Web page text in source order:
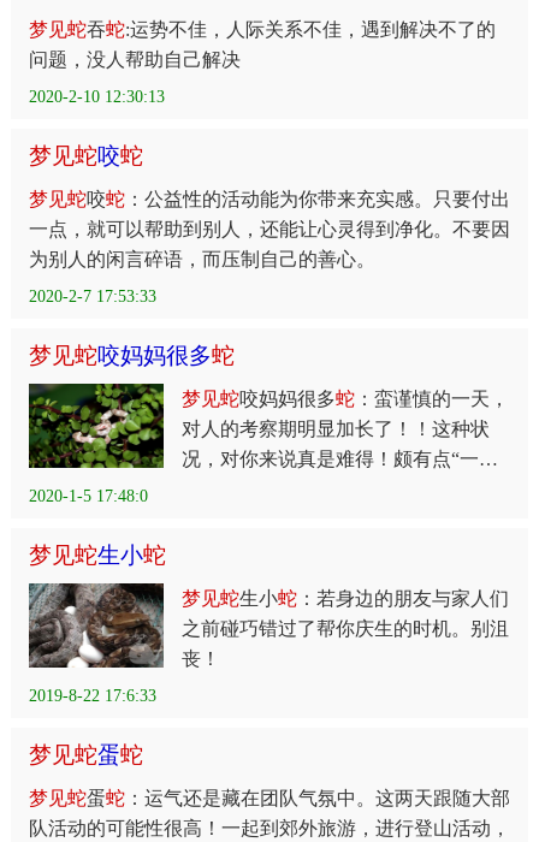
梦见蛇吞蛇:运势不佳，人际关系不佳，遇到解决不了的
问题，没人帮助自己解决
2020-2-10 12:30:13
梦 见蛇咬蛇
梦见蛇咬蛇：公益性的活动能为你带来充实感。只要付出
一点，就可以帮助到别人，还能让心灵得到净化。不要因
为别人的闲言碎语，而压制自己的善心。
2020-2-7 17:53:33
梦 见蛇咬妈妈很多蛇
梦见蛇咬妈妈很多蛇：蛮谨慎的一天，
对人的考察期明显加长了！！这种状
况，对你来说真是难得！颇有点“一朝
2020-1-5 17:48:0
梦 见蛇生小蛇
梦见蛇生小蛇：若身边的朋友与家人们
之前碰巧错过了帮你庆生的时机。别沮
丧！
2019-8-22 17:6:33
梦 见蛇蛋蛇
梦见蛇蛋蛇：运气还是藏在团队气氛中。这两天跟随大部
队活动的可能性很高！一起到郊外旅游，进行登山活动，